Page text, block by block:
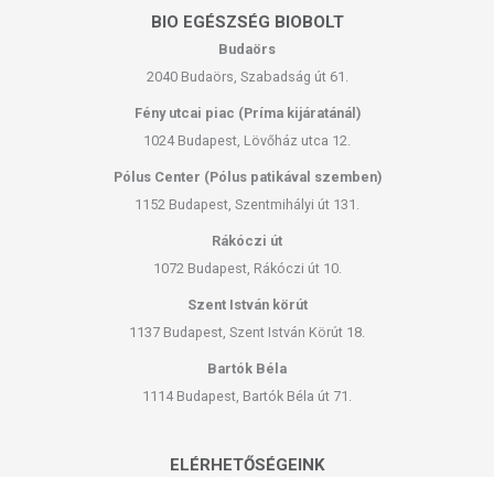
BIO EGÉSZSÉG BIOBOLT
Budaörs
2040 Budaörs, Szabadság út 61.
Fény utcai piac (Príma kijáratánál)
1024 Budapest, Lövőház utca 12.
Pólus Center (Pólus patikával szemben)
1152 Budapest, Szentmihályi út 131.
Rákóczi út
1072 Budapest, Rákóczi út 10.
Szent István körút
1137 Budapest, Szent István Körút 18.
Bartók Béla
1114 Budapest, Bartók Béla út 71.
ELÉRHETŐSÉGEINK